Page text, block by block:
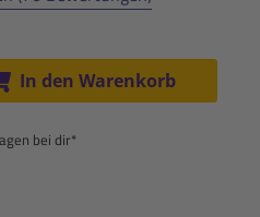
1 erhöhen
In den Warenkorb
bei dir*